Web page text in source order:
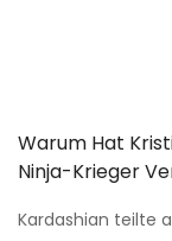
Warum Hat
Ninja-Krieger
Kardashian teilte